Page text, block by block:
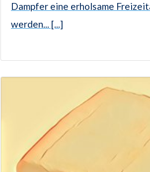
Dampfer eine erholsame
werden... [...]